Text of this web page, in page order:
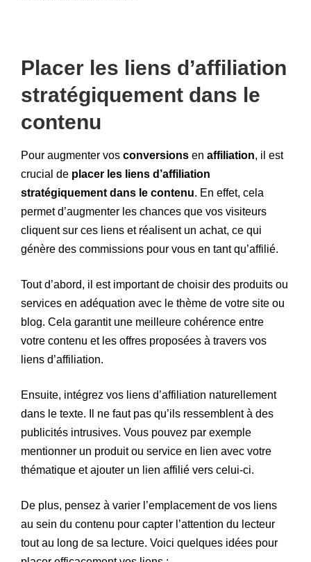
Placer les liens d’affiliation
stratégiquement dans le
contenu
Pour augmenter vos conversions en affiliation, il est
crucial de placer les liens d’affiliation
stratégiquement dans le contenu. En effet, cela
permet d’augmenter les chances que vos visiteurs
cliquent sur ces liens et réalisent un achat, ce qui
génère des commissions pour vous en tant qu’affilié.
Tout d’abord, il est important de choisir des produits ou
services en adéquation avec le thème de votre site ou
blog. Cela garantit une meilleure cohérence entre
votre contenu et les offres proposées à travers vos
liens d’affiliation.
Ensuite, intégrez vos liens d’affiliation naturellement
dans le texte. Il ne faut pas qu’ils ressemblent à des
publicités intrusives. Vous pouvez par exemple
mentionner un produit ou service en lien avec votre
thématique et ajouter un lien affilié vers celui-ci.
De plus, pensez à varier l’emplacement de vos liens
au sein du contenu pour capter l’attention du lecteur
tout au long de sa lecture. Voici quelques idées pour